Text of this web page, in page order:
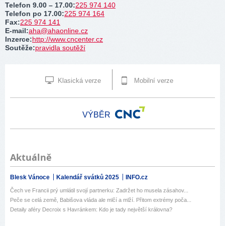
Telefon 9.00 – 17.00:225 974 140
Telefon po 17.00:225 974 164
Fax:225 974 141
E-mail:aha@ahaonline.cz
Inzerce:http://www.cncenter.cz
Soutěže:pravidla soutěží
Klasická verze Mobilní verze
VÝBĚR
Aktuálně
Blesk Vánoce Kalendář svátků 2025 INFO.cz
Čech ve Francii prý umlátil svojí partnerku: Zadržet ho musela zásahov...
Peče se celá země, Babišova vláda ale mlčí a mlží. Přitom extrémy poča...
Detaily aféry Decroix s Havránkem: Kdo je tady největší královna?